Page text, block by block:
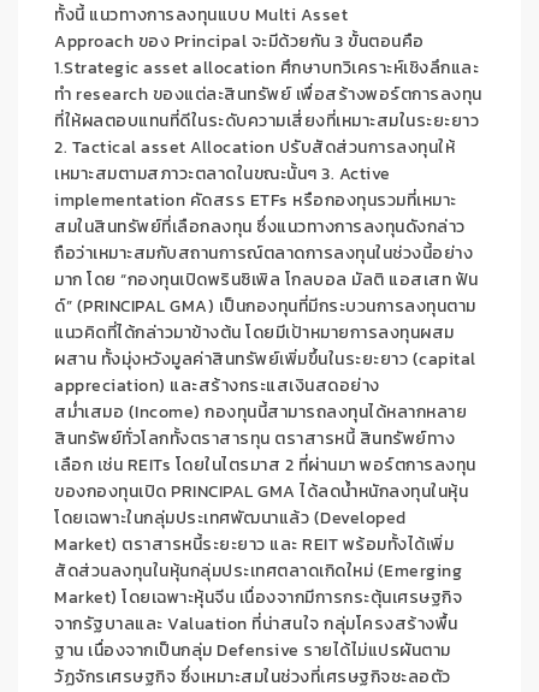
ทั้งนี้ แนวทางการลงทุนแบบ Multi Asset
Approach ของPrincipal จะมีด้วยกัน 3 ขั้นตอนคือ
1.Strategic asset allocation ศึกษาบทวิเคราะห์เชิงลึกและ
ทำresearch ของแต่ละสินทรัพย์ เพื่อสร้างพอร์ตการลงทุน
ที่ให้ผลตอบแทนที่ดีในระดับความเสี่ยงที่เหมาะสมในระยะยาว
2. Tactical asset Allocation ปรับสัดส่วนการลงทุนให้
เหมาะสมตามสภาวะตลาดในขณะนั้นๆ 3. Active
implementation คัดสรร ETFs หรือกองทุนรวมที่เหมาะ
สมในสินทรัพย์ที่เลือกลงทุน ซึ่งแนวทางการลงทุนดังกล่าว
ถือว่าเหมาะสมกับสถานการณ์ตลาดการลงทุนในช่วงนี้อย่าง
มาก โดย “กองทุนเปิดพรินซิเพิล โกลบอล มัลติ แอสเสท ฟัน
ด์” (PRINCIPAL GMA) เป็นกองทุนที่มีกระบวนการลงทุนตาม
แนวคิดที่ได้กล่าวมาข้างต้น โดยมีเป้าหมายการลงทุนผสม
ผสาน ทั้งมุ่งหวังมูลค่าสินทรัพย์เพิ่มขึ้นในระยะยาว(capital
appreciation) และสร้างกระแสเงินสดอย่าง
สม่ำเสมอ (Income) กองทุนนี้สามารถลงทุนได้หลากหลาย
สินทรัพย์ทั่วโลกทั้งตราสารทุน ตราสารหนี้ สินทรัพย์ทาง
เลือก เช่นREITs โดยในไตรมาส 2 ที่ผ่านมา พอร์ตการลงทุน
ของกองทุนเปิดPRINCIPAL GMA ได้ลดน้ำหนักลงทุนในหุ้น
โดยเฉพาะในกลุ่มประเทศพัฒนาแล้ว(Developed
Market) ตราสารหนี้ระยะยาว และREITพร้อมทั้งได้เพิ่ม
สัดส่วนลงทุนในหุ้นกลุ่มประเทศตลาดเกิดใหม่ (Emerging
Market) โดยเฉพาะหุ้นจีน เนื่องจากมีการกระตุ้นเศรษฐกิจ
จากรัฐบาลและValuation ที่น่าสนใจ กลุ่มโครงสร้างพื้น
ฐาน เนื่องจากเป็นกลุ่มDefensive รายได้ไม่แปรผันตาม
วัฏจักรเศรษฐกิจ ซึ่งเหมาะสมในช่วงที่เศรษฐกิจชะลอตัว